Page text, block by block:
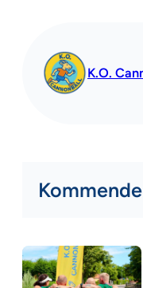
K.O.